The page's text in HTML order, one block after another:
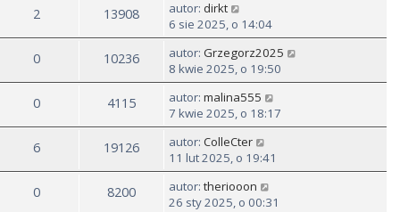
2 13908 autor: dirkt
6 sie 2025, o 14:04
0 10236 autor: Grzegorz2025
8 kwie 2025, o 19:50
0 4115 autor: malina555
7 kwie 2025, o 18:17
6 19126 autor: ColleCter
11 lut 2025, o 19:41
0 8200 autor: theriooon
26 sty 2025, o 00:31